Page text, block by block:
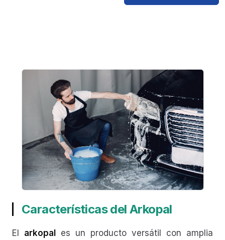
Características del Arkopal
El arkopal es un producto versátil con amplia